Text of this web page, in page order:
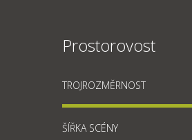
Prostorovost
TROJROZMĚRNOST
ŠÍŘKA SCÉNY